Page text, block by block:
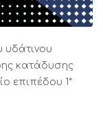
υδάτινου
κατάδυσης
επιπέδου 1*